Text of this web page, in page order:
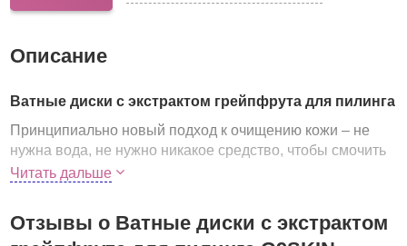
Описание
Ватные диски с экстрактом грейпфрута для пилинга
Принципиально новый подход к очищению кожи – не
нужна вода, не нужно никакое средство, чтобы смочить
диск. Мягкий, нежный, круглый диск с двусторонней
косметики + отшелушивание ороговевших клеток кожи +
Читать дальше
Отзывы о Ватные диски с экстрактом